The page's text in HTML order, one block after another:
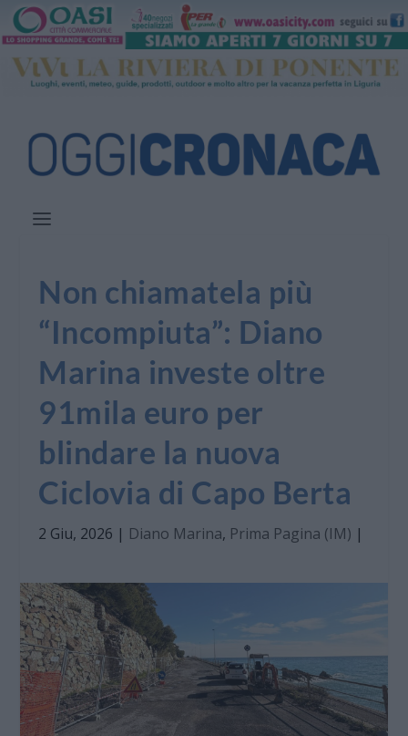
Non chiamatela più
“Incompiuta”: Diano
Marina investe oltre
91mila euro per
blindare la nuova
Ciclovia di Capo Berta
2 Giu, 2026 | Diano Marina, Prima Pagina (IM) |